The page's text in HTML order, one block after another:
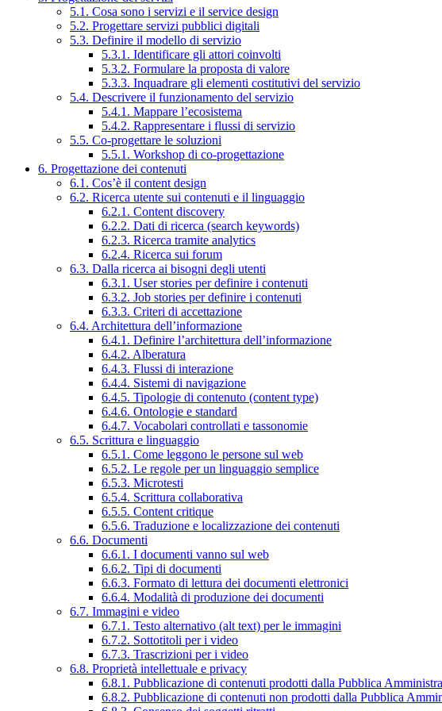
5.1. Cosa sono i servizi e il service design
5.2. Progettare servizi pubblici digitali
5.3. Definire il modello di servizio
5.3.1. Identificare gli attori coinvolti
5.3.2. Formulare la proposta di valore
5.3.3. Inquadrare gli elementi costitutivi del servizio
5.4. Descrivere il funzionamento del servizio
5.4.1. Mappare l’ecosistema
5.4.2. Rappresentare i flussi di servizio
5.5. Co-progettare le soluzioni
5.5.1. Workshop di co-progettazione
6. Progettazione dei contenuti
6.1. Cos’è il content design
6.2. Ricerca utente sui contenuti e il linguaggio
6.2.1. Content discovery
6.2.2. Dati di ricerca (search keywords)
6.2.3. Ricerca tramite analytics
6.2.4. Ricerca sui forum
6.3. Dalla ricerca ai bisogni degli utenti
6.3.1. User stories per definire i contenuti
6.3.2. Job stories per definire i contenuti
6.3.3. Criteri di accettazione
6.4. Architettura dell’informazione
6.4.1. Definire l’architettura dell’informazione
6.4.2. Alberatura
6.4.3. Flussi di interazione
6.4.4. Sistemi di navigazione
6.4.5. Tipologie di contenuto (content type)
6.4.6. Ontologie e standard
6.4.7. Vocabolari controllati e tassonomie
6.5. Scrittura e linguaggio
6.5.1. Come leggono le persone sul web
6.5.2. Le regole per un linguaggio semplice
6.5.3. Microtesti
6.5.4. Scrittura collaborativa
6.5.5. Content critique
6.5.6. Traduzione e localizzazione dei contenuti
6.6. Documenti
6.6.1. I documenti vanno sul web
6.6.2. Tipi di documenti
6.6.3. Formato di lettura dei documenti elettronici
6.6.4. Modalità di produzione dei documenti
6.7. Immagini e video
6.7.1. Testo alternativo (alt text) per le immagini
6.7.2. Sottotitoli per i video
6.7.3. Trascrizioni per i video
6.8. Proprietà intellettuale e privacy
6.8.1. Pubblicazione di contenuti prodotti dalla Pubblica
6.8.2. Pubblicazione di contenuti non prodotti dalla Pubblica